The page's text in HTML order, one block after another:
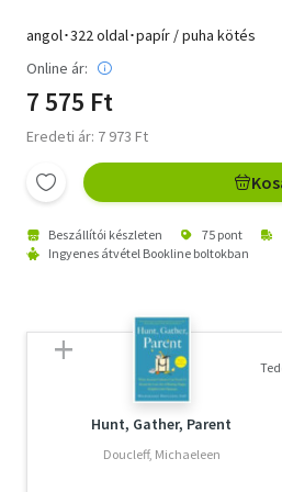
angol･322 oldal･papír / puha kötés
Online ár:
7 575 Ft
Eredeti ár: 7 973 Ft
Beszállítói készleten 75 pont
Ingyenes átvétel Bookline boltokban
Hunt, Gather, Parent
Doucleff, Michaeleen